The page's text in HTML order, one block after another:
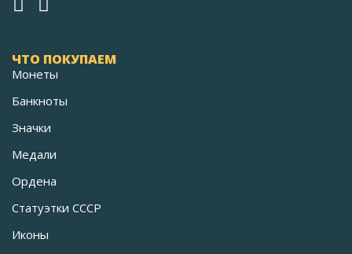
ЧТО ПОКУПАЕМ
Монеты
Банкноты
Значки
Медали
Ордена
Статуэтки СССР
Иконы